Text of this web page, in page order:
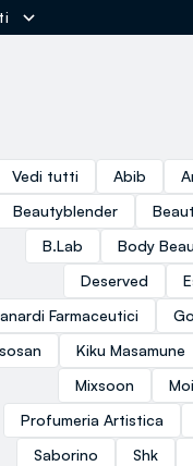
Vedi tutti Abib
Beautyblender
B.Lab
Body
Deserved
Farmaceutici
Kiku Masamune
Mixsoon
Profumeria Artistica
Saborino
Shk